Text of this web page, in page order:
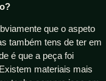
que o aspeto
também tens de ter em
é que a peça foi
materiais mais